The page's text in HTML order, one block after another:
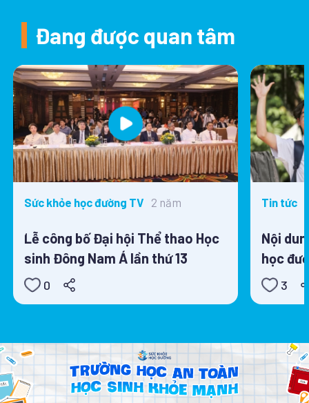
Đang được quan tâm
Sức khỏe học đường TV 2 năm
Lễ công bố Đại hội Thể thao Học
sinh Đông Nam Á lần thứ 13
0
Tin tức
Nội
học
3